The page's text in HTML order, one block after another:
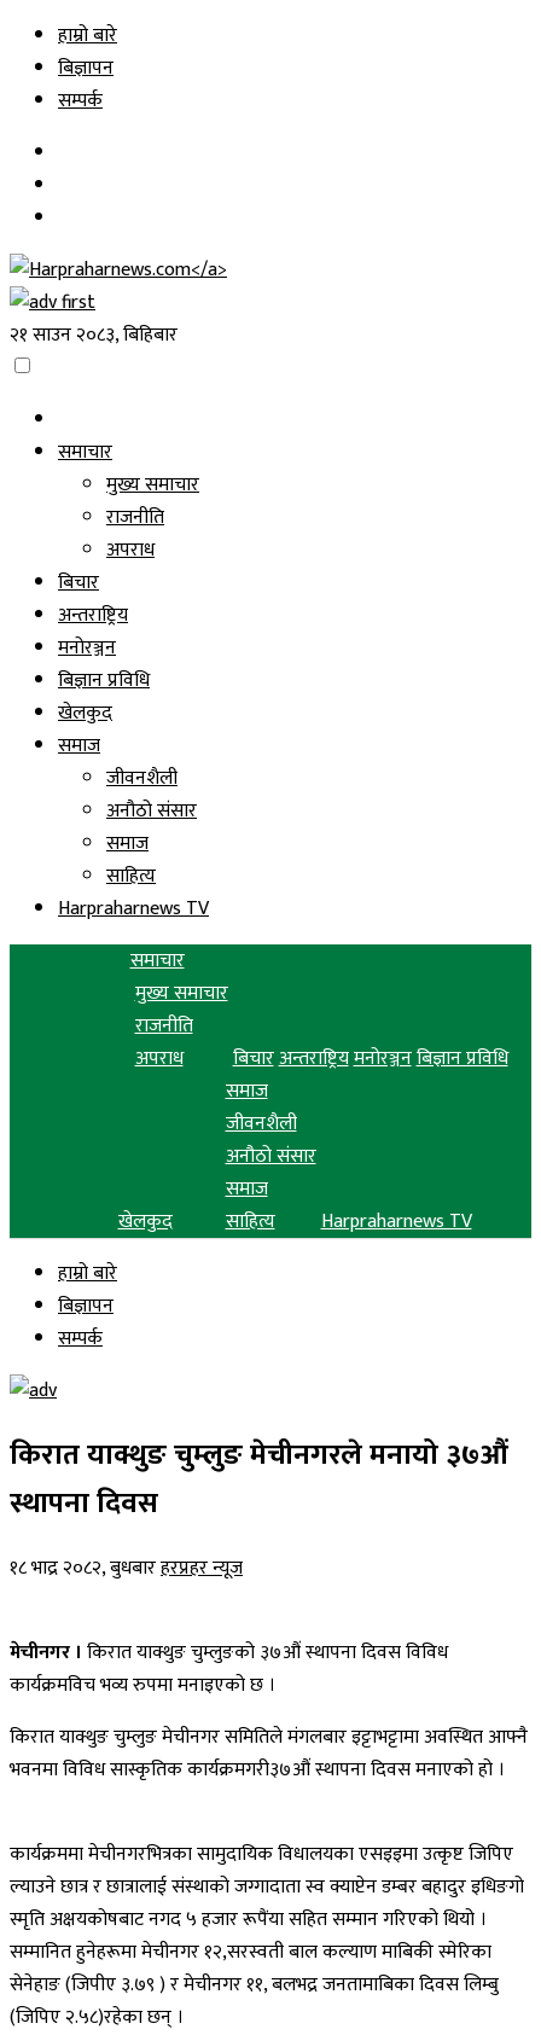
Skip
content
हाम्रो बारे
बिज्ञापन
सम्पर्क
२१ साउन २०८३, बिहिबार
समाचार
मुख्य समाचार
राजनीति
अपराध
बिचार
अन्तराष्ट्रिय
मनोरञ्जन
बिज्ञान प्रविधि
खेलकुद
समाज
जीवनशैली
अनौठो संसार
समाज
साहित्य
Harpraharnews TV
समाचार
मुख्य समाचार
राजनीति
अपराध
बिचारअन्तराष्ट्रियमनोरञ्जनबिज्ञान प्रविधि
खेलकुद
समाज
जीवनशैली
अनौठो संसार
समाज
साहित्य
Harpraharnews TV
हाम्रो बारे
बिज्ञापन
सम्पर्क
किरात याक्थुङ चुम्लुङ मेचीनगरले मनायो ३७औं
स्थापना दिवस
१८ भाद्र २०८२, बुधबारहरप्रहर न्यूज
मेचीनगर । किरातयाक्थुङचुम्लुङको३७औंस्थापनादिवसविविध
कार्यक्रमविचभव्यरुपमामनाइएकोछ ।
किरातयाक्थुङचुम्लुङमेचीनगरसमितिलेमंगलबार इट्टाभट्टामा अवस्थित आफ्नै
भवनमाविविधसास्कृतिककार्यक्रमगरी३७औंस्थापनादिवसमनाएको हो ।
कार्यक्रममा मेचीनगरभित्रका सामुदायिक विधालयका एसइइमा उत्कृष्ट जिपिए
ल्याउने छात्र र छात्रालाई संस्थाको जग्गादाता स्व क्याप्टेन डम्बर बहादुर इधिङगो
स्मृति अक्षयकोषबाट नगद ५ हजार रूपैंया सहित सम्मान गरिएको थियो ।
सम्मानित हुनेहरूमा मेचीनगर१२,सरस्वतीबालकल्याणमाबिकी स्मेरिका
सेनेहाङ (जिपीए ३.७९ ) र मेचीनगर ११, बलभद्रजनतामाबिकादिवसलिम्बु
(जिपिए २.५८)रहेका छन् ।